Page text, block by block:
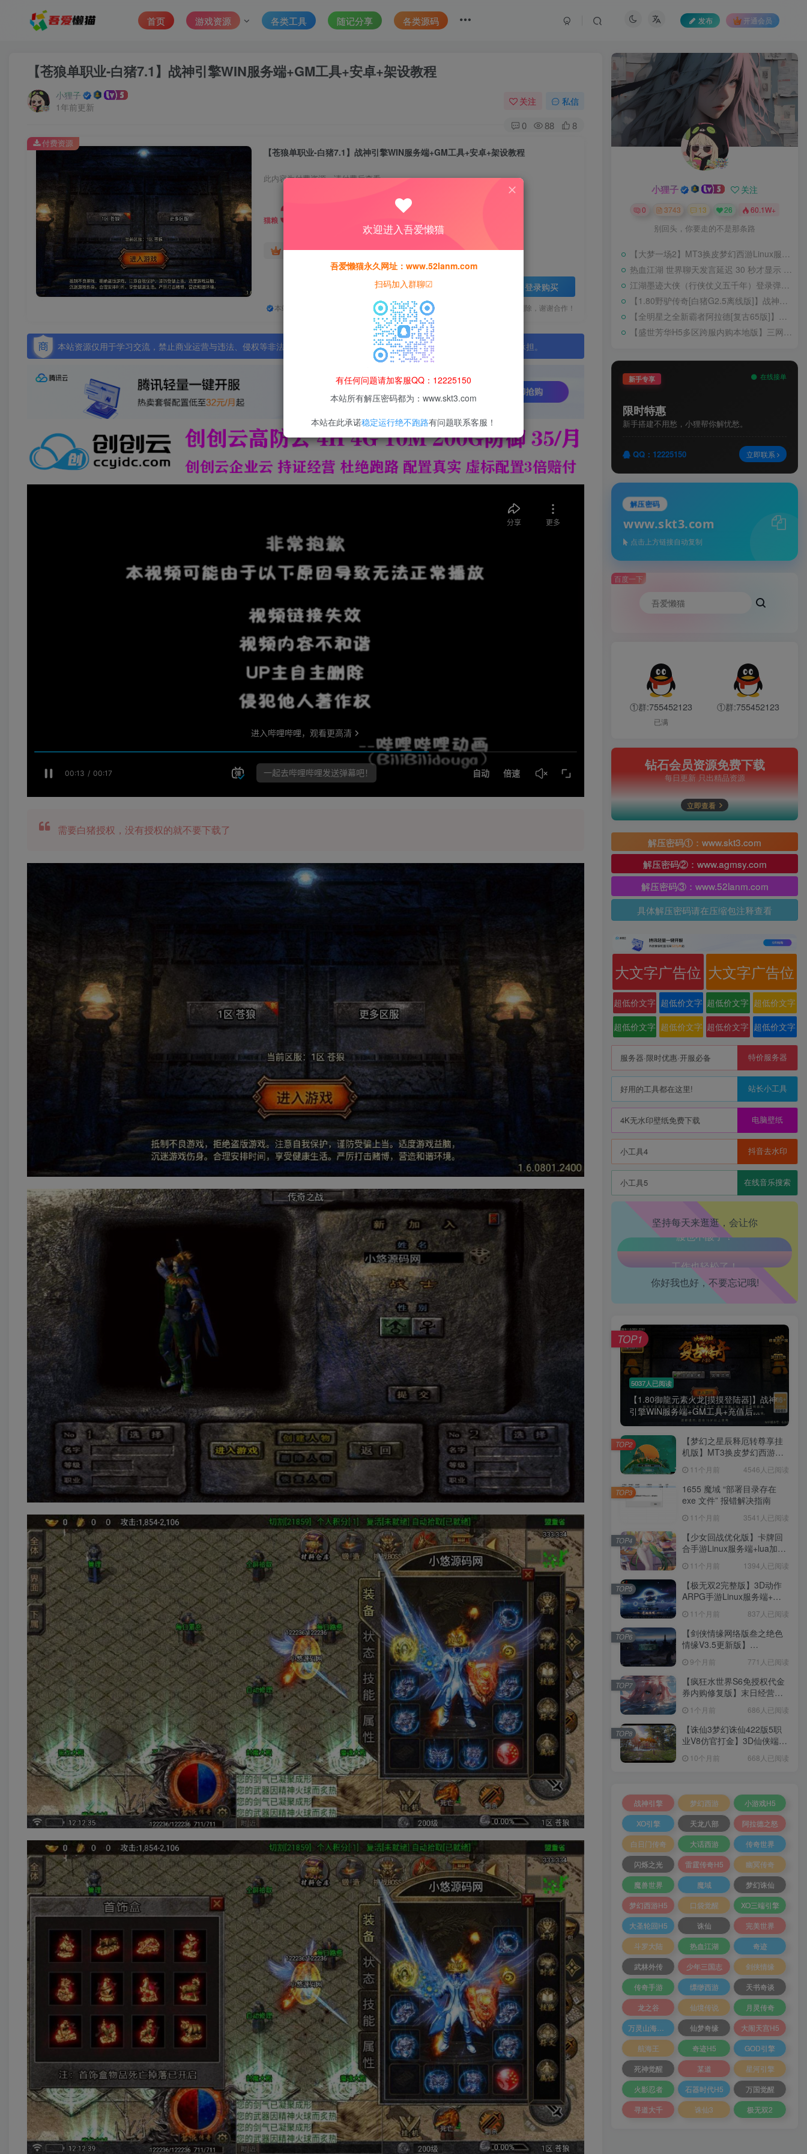
首页 游戏资源 各类工具 随记分享 各类源码 发布 开通会员
【苍狼单职业-白猪7.1】战神引擎WIN服务端+GM工具+安卓+架设教程
小狸子
1年前更新
关注 私信
0 88 8
【苍狼单职业-白猪7.1】战神引擎WIN服务端+GM工具+安卓+架设教程
此内容为付费资源，请付费后查看
猫粮 30
黄金会员猫粮15 钻石会员免费
登录购买
本站所有资源均为网络收集整理而来，仅供学习研究使用，请在下载后24h内删除，谢谢合作！
付费资源
本站资源仅用于学习交流，禁止商业运营与违法、侵权等非法行为；资源下载后请于 24 小时内删除，违规后果由使用者自行承担。
需要白猪授权，没有授权的就不要下载了
小狸子 关注
0 3743 13 26 60.1W+
别回头，你要走的不是那条路
【大梦一场2】MT3换皮梦幻西游Linux服务端+GM后台+源码+双端+架设教程
热血江湖 世界聊天发言延迟 30 秒才显示 BUG 修复教程
江湖墨迹大侠（行侠仗义五千年）登录弹出 WELCOME 提示无法进游戏修复教程
【1.80野驴传奇[白猪G2.5离线版]】战神引擎WIN服务端+GM工具+充值后台+安卓+架设教程
【全明星之全新霸者阿拉德[复古65版]】横版闯关手游Linux服务端+配套表+WEB管理后台+GM授权后台+双端+架设教程
【盛世芳华H5多区跨服内购本地版】三网H5宫斗养成游戏Linux手工服务端+CDK授权后台+安卓+架设教程
新手专享 在线接单
限时特惠
新手搭建不用愁，小狸帮你解忧愁。
QQ：12225150 立即联系
解压密码
www.skt3.com
点击上方链接自动复制
百度一下
①群:755452123
已满
①群:755452123
钻石会员资源免费下载
每日更新 只出精品资源
立即查看
解压密码①：www.skt3.com
解压密码②：www.agmsy.com
解压密码③：www.52lanm.com
具体解压密码请在压缩包注释查看
大文字广告位 大文字广告位
超低价文字
广告位
超低价文字
广告位
超低价文字
广告位
超低价文字
广告位
超低价文字
广告位
超低价文字
广告位
超低价文字
广告位
超低价文字
广告位
服务器·限时优惠·开服必备 特价服务器
好用的工具都在这里! 站长小工具
4K无水印壁纸免费下载 电脑壁纸
小工具4 抖音去水印
小工具5 在线音乐搜索
坚持每天来逛逛，会让你
生活也美好了！
心情也舒畅了！
走路也有劲了！
腿也不痛了！
工作也轻松了！
你好我也好，不要忘记哦!
5037人已阅读
【1.80御龍元素火龙[摸摸登陆器]】战神
引擎WIN服务端+GM工具+充值后...
TOP1
【梦幻之星辰释厄转尊享挂
机版】MT3换皮梦幻西游
+源码+架设教程
11个月前 4546人已阅读
TOP2
1655 魔域 “部署目录存在
exe 文件” 报错解决指南
11个月前 3541人已阅读
TOP3
【少女回战优化版】卡牌回
合手游Linux服务端+lua加解
权后台+安卓+架设教程
11个月前 1394人已阅读
TOP4
【极无双2完整版】3D动作
ARPG手游Linux服务端+全
+加解密工具+GM授权后台
+安卓+架设教程
11个月前 837人已阅读
TOP5
【剑侠情缘网络版叁之绝色
情缘V3.5更新版】
端+GM指令+PC客户端+架设
教程
9个月前 771人已阅读
TOP6
【疯狂水世界S6免授权代金
券内购修复版】末日经营生
工具+管理后台+CDK授权后
台+安卓+架设教程
1个月前 686人已阅读
TOP7
【诛仙3梦幻诛仙422版5职
业V8仿官打金】3D仙侠端游
工具+PC客户端+架设教程
10个月前 668人已阅读
TOP8
战神引擎 梦幻西游
小游戏H5
XO引擎
天龙八部
阿拉德之怒
白日门传奇
大话西游
传奇世界
闪烁之光
雷霆传奇H5
幽冥传奇
魔兽世界
魔域
梦幻诛仙
梦幻西游H5
口袋觉醒
XO三端引擎
大圣轮回H5
诛仙
完美世界
斗罗大陆
热血江湖
奇迹
武林外传
少年三国志
剑侠情缘
传奇手游
缥缈西游
天书奇谈
龙之谷
仙境传说
月灵传奇
仙梦奇缘
大闹天宫H5
航海王
奇迹H5
GOD引擎
死神觉醒
某道
星河引擎
火影忍者
石器时代H5
万国觉醒
寻道大千
诛仙3 极无双2
欢迎进入吾爱懒猫
吾爱懒猫永久网址：www.52lanm.com
扫码加入群聊☑
有任何问题请加客服QQ：12225150
本站所有解压密码都为：www.skt3.com
本站在此承诺稳定运行绝不跑路有问题联系客服！